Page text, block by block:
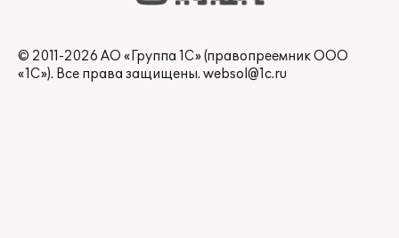
© 2011-2026 АО «Группа 1С» (правопреемник ООО
«1С»). Все права защищены. websol@1c.ru